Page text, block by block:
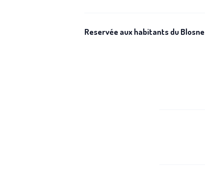
Reservée aux habitants du Blosne